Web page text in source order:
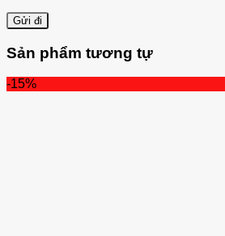
Sản phẩm tương tự
-15%